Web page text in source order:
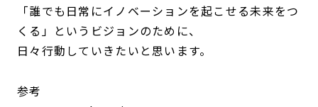
「誰でも日常にイノベーションを起こせる未来をつ
くる」というビジョンのために、
日々行動していきたいと思います。
参考